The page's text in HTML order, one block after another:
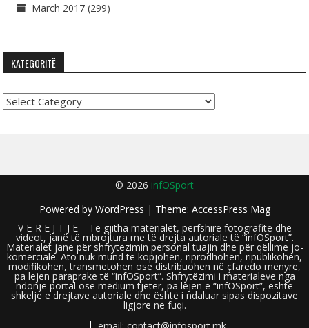
March 2017 (299)
KATEGORITË
Kategoritë
© 2026 infOSport
Powered by WordPress | Theme: AccessPress Mag
V Ë R E J T J E – Të gjitha materialet, përfshirë fotografitë dhe
videot, janë të mbrojtura me të drejta autoriale të “infOSport”.
Materialet janë për shfrytëzimin personal tuajin dhe për qëllime jo-
komerciale. Ato nuk mund të kopjohen, riprodhohen, ripublikohen,
modifikohen, transmetohen ose distribuohen në çfarëdo mënyre,
pa lejen paraprake të “infOSport”. Shfrytëzimi i materialeve nga
ndonjë portal ose medium tjetër, pa lejen e “infOSport”, është
shkelje e drejtave autoriale dhe është i ndaluar sipas dispozitave
ligjore në fuqi.